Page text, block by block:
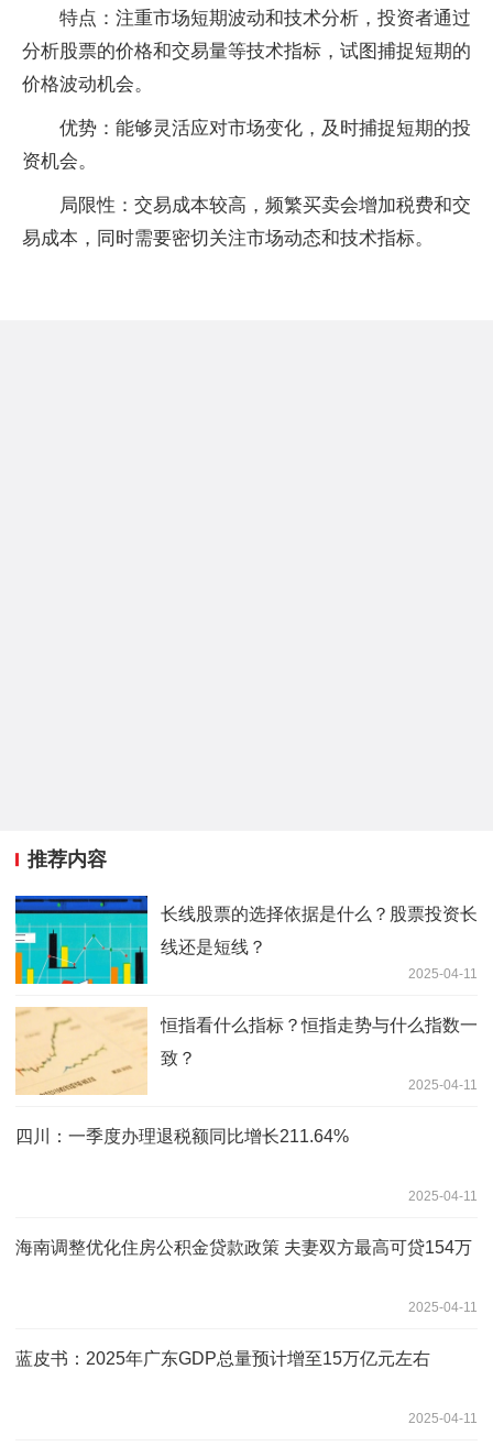
‌特点‌：注重市场短期波动和技术分析，投资者通过
分析股票的价格和交易量等技术指标，试图捕捉短期的
价格波动机会。
‌优势‌：能够灵活应对市场变化，及时捕捉短期的投
资机会。
‌局限性‌：交易成本较高，频繁买卖会增加税费和交
易成本，同时需要密切关注市场动态和技术指标。
推荐内容
长线股票的选择依据是什么？股票投资长
线还是短线？
2025-04-11
恒指看什么指标？恒指走势与什么指数一
致？
2025-04-11
四川：一季度办理退税额同比增长211.64%
2025-04-11
海南调整优化住房公积金贷款政策 夫妻双方最高可贷154万
2025-04-11
蓝皮书：2025年广东GDP总量预计增至15万亿元左右
2025-04-11